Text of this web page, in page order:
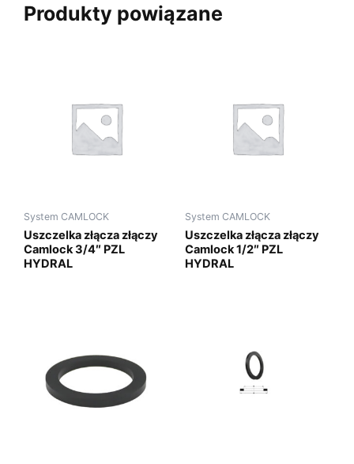
Produkty powiązane
System CAMLOCK
Uszczelka złącza złączy
Camlock 3/4″ PZL
HYDRAL
System CAMLOCK
Uszczelka złącza złączy
Camlock 1/2″ PZL
HYDRAL